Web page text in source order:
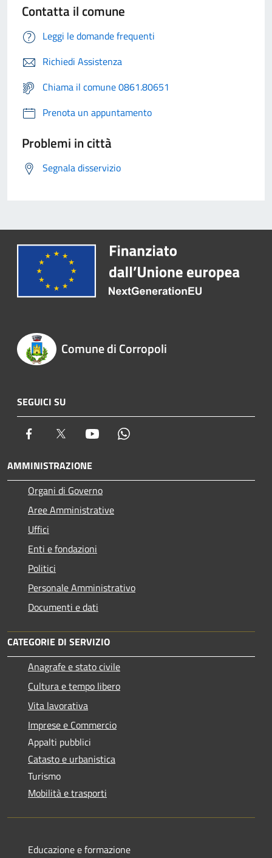
Contatta il comune
Leggi le domande frequenti
Richiedi Assistenza
Chiama il comune 0861.80651
Prenota un appuntamento
Problemi in città
Segnala disservizio
Comune di Corropoli
SEGUICI SU
Facebook Twitter Youtube
AMMINISTRAZIONE
Organi di Governo
Aree Amministrative
Uffici
Enti e fondazioni
Politici
Personale Amministrativo
Documenti e dati
CATEGORIE DI SERVIZIO
Anagrafe e stato civile
Cultura e tempo libero
Vita lavorativa
Imprese e Commercio
Appalti pubblici
Catasto e urbanistica
Turismo
Mobilità e trasporti
Educazione e formazione